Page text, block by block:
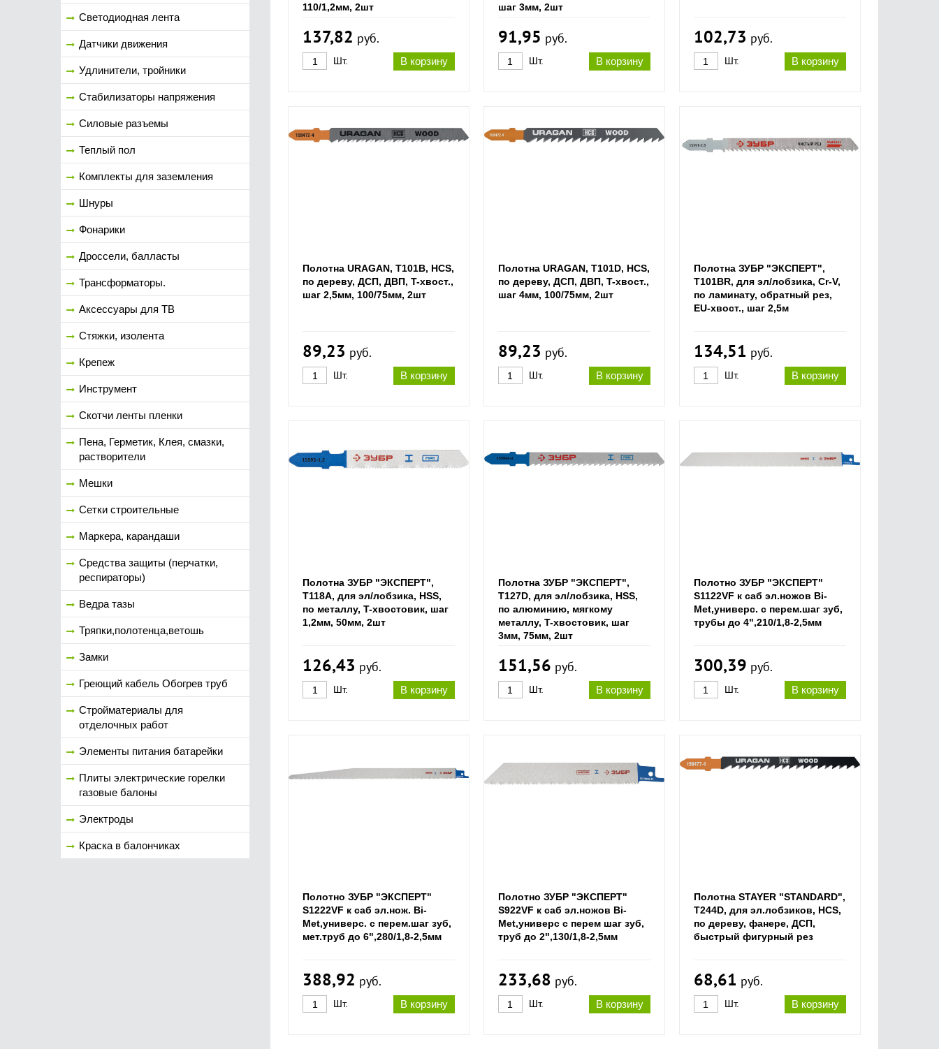
Светодиодная лента
Датчики движения
Удлинители, тройники
Стабилизаторы напряжения
Силовые разъемы
Теплый пол
Комплекты для заземления
Шнуры
Фонарики
Дроссели, балласты
Трансформаторы.
Аксессуары для ТВ
Стяжки, изолента
Крепеж
Инструмент
Скотчи ленты пленки
Пена, Герметик, Клея, смазки,
растворители
Мешки
Сетки строительные
Маркера, карандаши
Средства защиты (перчатки,
респираторы)
Ведра тазы
Тряпки,полотенца,ветошь
Замки
Греющий кабель Обогрев труб
Стройматериалы для
отделочных работ
Элементы питания батарейки
Плиты электрические горелки
газовые балоны
Электроды
Краска в балончиках
110/1,2мм, 2шт
137,82 руб.
В корзину
Шт.
шаг 3мм, 2шт
91,95 руб.
В корзину
Шт.
102,73 руб.
В корзину
Шт.
Полотна URAGAN, T101B, HCS,
по дереву, ДСП, ДВП, T-хвост.,
шаг 2,5мм, 100/75мм, 2шт
89,23 руб.
В корзину
Шт.
Полотна URAGAN, T101D, HCS,
по дереву, ДСП, ДВП, T-хвост.,
шаг 4мм, 100/75мм, 2шт
89,23 руб.
В корзину
Шт.
Полотна ЗУБР "ЭКСПЕРТ",
T101BR, для эл/лобзика, Cr-V,
по ламинату, обратный рез,
EU-хвост., шаг 2,5м
134,51 руб.
В корзину
Шт.
Полотна ЗУБР "ЭКСПЕРТ",
T118A, для эл/лобзика, HSS,
по металлу, T-хвостовик, шаг
1,2мм, 50мм, 2шт
126,43 руб.
В корзину
Шт.
Полотна ЗУБР "ЭКСПЕРТ",
T127D, для эл/лобзика, HSS,
по алюминию, мягкому
металлу, T-хвостовик, шаг
3мм, 75мм, 2шт
151,56 руб.
В корзину
Шт.
Полотно ЗУБР "ЭКСПЕРТ"
S1122VF к саб эл.ножов Bi-
Met,универс. с перем.шаг зуб,
трубы до 4",210/1,8-2,5мм
300,39 руб.
В корзину
Шт.
Полотно ЗУБР "ЭКСПЕРТ"
S1222VF к саб эл.нож. Bi-
Met,универс. с перем.шаг зуб,
мет.труб до 6",280/1,8-2,5мм
388,92 руб.
В корзину
Шт.
Полотно ЗУБР "ЭКСПЕРТ"
S922VF к саб эл.ножов Bi-
Met,универс c перем шаг зуб,
труб до 2",130/1,8-2,5мм
233,68 руб.
В корзину
Шт.
Полотна STAYER "STANDARD",
T244D, для эл.лобзиков, HCS,
по дереву, фанере, ДСП,
быстрый фигурный рез
68,61 руб.
В корзину
Шт.